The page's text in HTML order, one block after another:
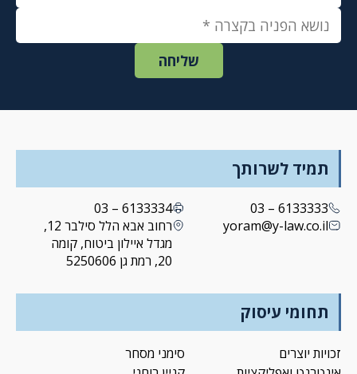
תמיד לשרותך
6133333 – 03
6133334 – 03
yoram@y-law.co.il
רחוב אבא הלל סילבר 12,
מגדל איילון ביטוח, קומה
20, רמת גן 5250606
תחומי עיסוק
זכויות יוצרים
סימני מסחר